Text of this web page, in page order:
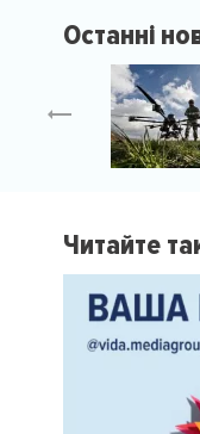
Останні
Читайте